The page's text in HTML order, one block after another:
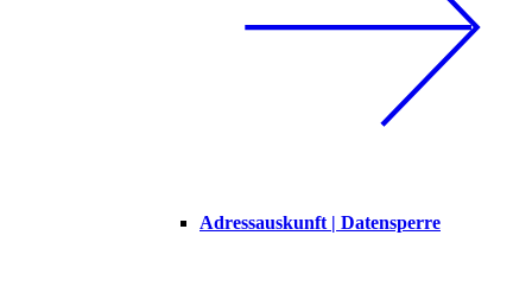
Adressauskunft | Datensperre